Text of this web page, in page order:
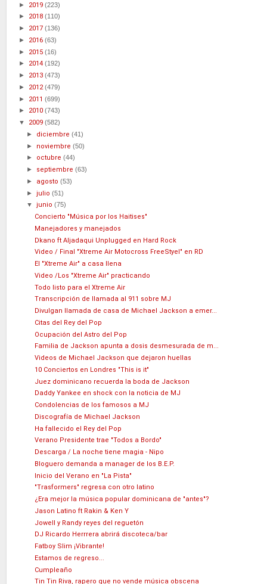
► 2019 (223)
► 2018 (110)
► 2017 (136)
► 2016 (63)
► 2015 (16)
► 2014 (192)
► 2013 (473)
► 2012(479)
► 2011 (699)
► 2010 (743)
▼ 2009 (582)
► diciembre(41)
► noviembre(50)
► octubre(44)
► septiembre(63)
► agosto(53)
►julio(51)
▼junio(75)
Concierto "Música por los Haitises"
Manejadores y manejados
Dkano ft Aljadaqui Unplugged en Hard Rock
Video / Final "Xtreme Air Motocross FreeStyel" en RD
El "Xtreme Air" a casa llena
Video /Los "Xtreme Air" practicando
Todo listo para el Xtreme Air
Transcripción de llamada al 911 sobre MJ
Divulgan llamada de casa de Michael Jackson a emer...
Citas del Rey del Pop
Ocupación del Astro del Pop
Familia de Jackson apunta a dosis desmesurada de m...
Videos de Michael Jackson que dejaron huellas
10 Conciertos en Londres "This is it"
Juez dominicano recuerda la boda de Jackson
Daddy Yankee en shock con la noticia de MJ
Condolencias de los famosos a MJ
Discografía de Michael Jackson
Ha fallecido el Rey del Pop
Verano Presidente trae "Todos a Bordo"
Descarga / La noche tiene magia - Nipo
Bloguero demanda a manager de los B.E.P.
Inicio del Verano en "La Pista"
"Trasformers" regresa con otro latino
¿Era mejor la música popular dominicana de "antes"?
Jason Latino ft Rakin & Ken Y
Jowell y Randy reyes del reguetón
DJ Ricardo Herrrera abrirá discoteca/bar
Fatboy Slim ¡Vibrante!
Estamos de regreso...
Cumpleaño
Tin Tin Riva, rapero que no vende música obscena